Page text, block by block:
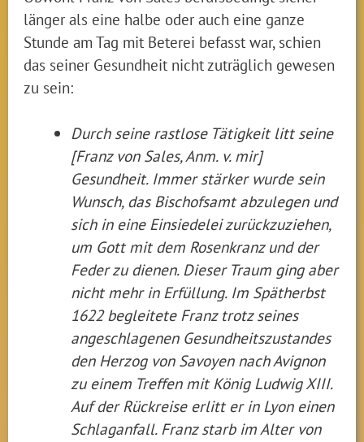
länger als eine halbe oder auch eine ganze
Stunde am Tag mit Beterei befasst war, schien
das seiner Gesundheit nicht zuträglich gewesen
zu sein:
Durch seine rastlose Tätigkeit litt seine
[Franz von Sales, Anm. v. mir]
Gesundheit. Immer stärker wurde sein
Wunsch, das Bischofsamt abzulegen und
sich in eine Einsiedelei zurückzuziehen,
um Gott mit dem Rosenkranz und der
Feder zu dienen. Dieser Traum ging aber
nicht mehr in Erfüllung. Im Spätherbst
1622 begleitete Franz trotz seines
angeschlagenen Gesundheitszustandes
den Herzog von Savoyen nach Avignon
zu einem Treffen mit König Ludwig XIII.
Auf der Rückreise erlitt er in Lyon einen
Schlaganfall. Franz starb im Alter von